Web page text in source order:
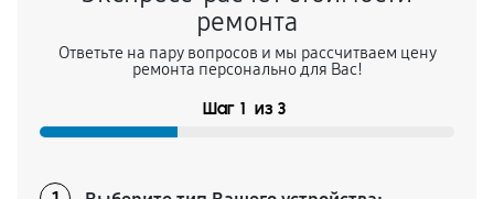
ремонта
Ответьте на пару вопросов и мы рассчитваем цену
ремонта персонально для Вас!
Шаг 1 из 3